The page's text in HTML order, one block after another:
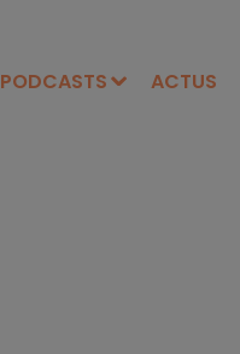
PODCASTS ACTUS